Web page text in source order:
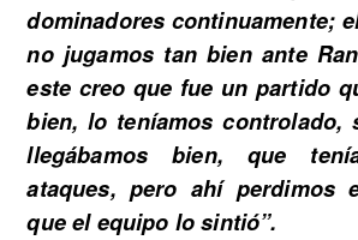
dominadores continuamente;
no jugamos tan bien ante
este creo que fue un partido
bien, lo teníamos controlado,
llegábamos bien, que
ataques, pero ahí perdimos
que el equipo lo sintió”.